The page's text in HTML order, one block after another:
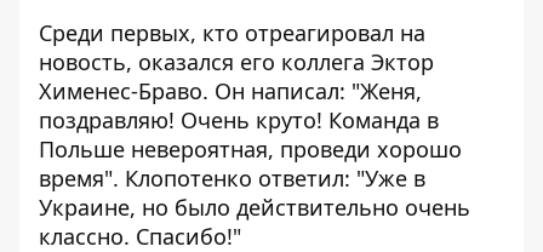
Среди первых, кто отреагировал на
новость, оказался его коллега Эктор
Хименес-Браво. Он написал: "Женя,
поздравляю! Очень круто! Команда в
Польше невероятная, проведи хорошо
время". Клопотенко ответил: "Уже в
Украине, но было действительно очень
классно. Спасибо!"